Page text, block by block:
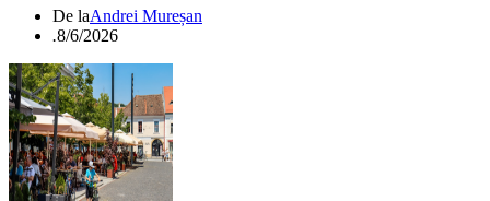
De laAndrei Mureșan
.8/6/2026